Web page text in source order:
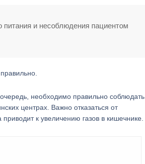
питания и несоблюдения пациентом
необходимо правильно соблюдать
центрах. Важно отказаться от
к увеличению газов в кишечнике.